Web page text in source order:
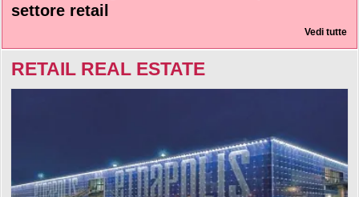
settore retail
Vedi tutte
RETAIL REAL ESTATE